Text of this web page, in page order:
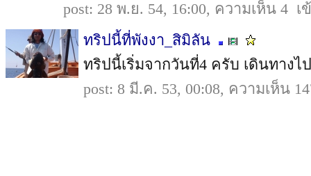
post: 28 พ.ย. 54, 16:00, ความเห็น 4 เ
ทริปนี้ที่พังงา_สิมิลัน
ทริปนี้เริ่มจากวันที่4 ครับ เดินทางไ
post: 8 มี.ค. 53, 00:08, ความเห็น